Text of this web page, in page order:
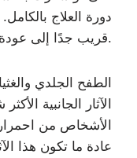
دورة العلاج
قريب جدًا إلى عودة العدوى أو تفاقمها.
الطفح الجلدي
الآثار الجانبية
الأشخاص من
عادة ما تكون هذا